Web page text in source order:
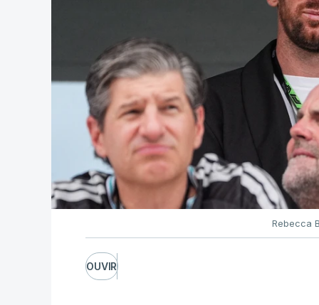
Rebecca
OUVIR